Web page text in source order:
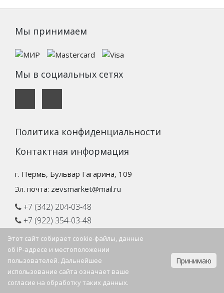
Этот сайт собирает cookie-файлы, данные
об IP-адресе и местоположении
пользователей. Дальнейшее
использование сайта означает ваше
согласие на обработку таких данных.
Принимаю
Мы принимаем
Мы в социальных сетях
Политика конфиденциальности
Контактная информация
г. Пермь, Бульвар Гагарина, 109
Эл. почта: zevsmarket@mail.ru
+7 (342) 204-03-48
+7 (922) 354-03-48
Режим работы
Пн.–Пт. 09:00–18:00
Сб.–Вс. выходной